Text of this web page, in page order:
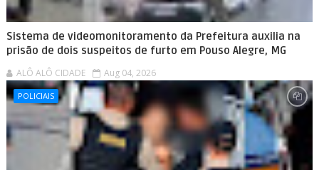
Sistema de videomonitoramento da Prefeitura auxilia na
prisão de dois suspeitos de furto em Pouso Alegre, MG
ALÔ ALÔ CIDADE Aug 04, 2026
POLICIAIS